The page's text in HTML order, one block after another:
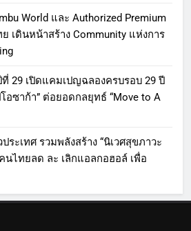
World และ Authorized Premium
เดินหน้าสร้าง Community แห่งการ
29 เปิดแคมเปญฉลองครบรอบ 29 ปี
อซาก้า” ต่อยอดกลยุทธ์ “Move to A
ะเทศ รวมพลังสร้าง “นิเวศสุขภาวะ
นไทยลด ละ เลิกแอลกอฮอล์ เพื่อ